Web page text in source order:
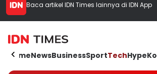
Baca artikel IDN Times lainnya di IDN App
HomeNewsBusinessSportTechHype